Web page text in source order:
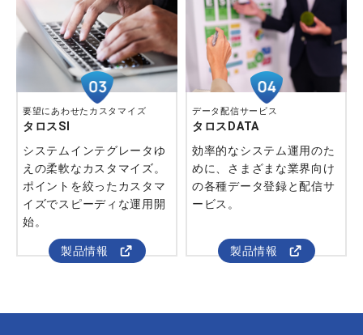
要望にあわせたカスタマイズ
タロスSI
システムインテグレータゆ
えの柔軟なカスタマイズ。
ポイントを絞ったカスタマ
イズでスピーディな運用開
始。
製品情報
データ配信サービス
タロスDATA
効率的なシステム運用のた
めに、さまざまな業界向け
の各種データ登録と配信サ
ービス。
製品情報